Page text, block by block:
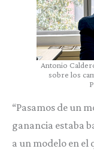
Antonio
sobre los
“Pasamos de un
ganancia estaba
a un modelo en el